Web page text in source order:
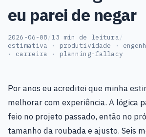
eu parei de negar
2026-06-08/13 min de leitura/
estimativa · produtividade ·
· carreira · planning-fallacy
Por anos eu acreditei que minha
melhorar com experiência. A lógica
feio no projeto passado, então no
tamanho da roubada e ajusto. Seis